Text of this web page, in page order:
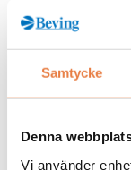
Samtycke
Denna
Vi använder
Kontaktperson